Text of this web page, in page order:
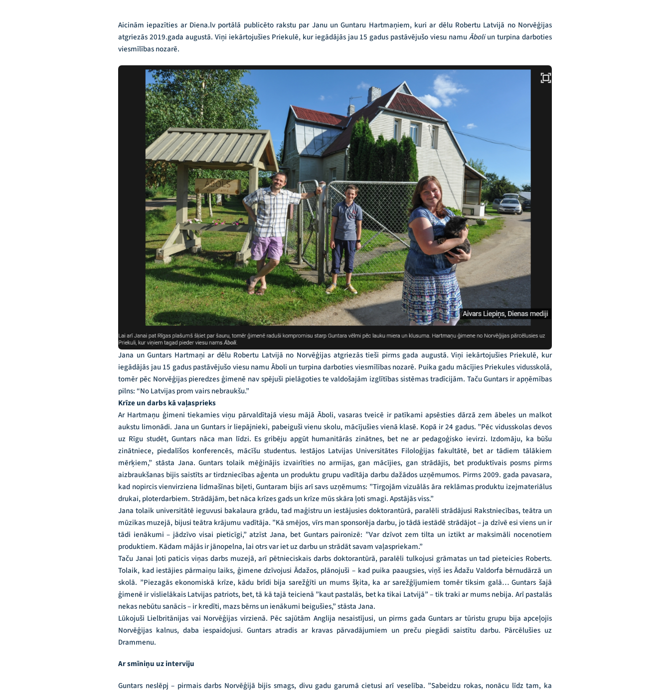
Aicinām iepazīties ar Diena.lv portālā publicēto rakstu par Janu un Guntaru Hartmaņiem, kuri ar dēlu Robertu Latvijā no Norvēģijas
atgriezās 2019.gada augustā. Viņi iekārtojušies Priekulē, kur iegādājās jau 15 gadus pastāvējušo viesu namuĀboliun turpina darboties
viesmīlības nozarē.
Jana un Guntars Hartmaņi ar dēlu Robertu Latvijā no Norvēģijas atgriezās tieši pirms gada augustā. Viņi iekārtojušies Priekulē, kur
iegādājās jau 15 gadus pastāvējušo viesu namu Āboli un turpina darboties viesmīlības nozarē. Puika gadu mācījies Priekules vidusskolā,
tomēr pēc Norvēģijas pieredzes ģimenē nav spējuši pielāgoties te valdošajām izglītības sistēmas tradīcijām. Taču Guntars ir apņēmības
pilns: “No Latvijas prom vairs nebraukšu.”
Krīze un darbs kā vaļasprieks
Ar Hartmaņu ģimeni tiekamies viņu pārvaldītajā viesu mājā Āboli, vasaras tveicē ir patīkami apsēsties dārzā zem ābeles un malkot
aukstu limonādi. Jana un Guntars ir liepājnieki, pabeiguši vienu skolu, mācījušies vienā klasē. Kopā ir 24 gadus. ”Pēc vidusskolas devos
uz Rīgu studēt, Guntars nāca man līdzi. Es gribēju apgūt humanitārās zinātnes, bet ne ar pedagoģisko ievirzi. Izdomāju, ka būšu
zinātniece, piedalīšos konferencēs, mācīšu studentus. Iestājos Latvijas Universitātes Filoloģijas fakultātē, bet ar tādiem tālākiem
mērķiem,” stāsta Jana. Guntars tolaik mēģinājis izvairīties no armijas, gan mācījies, gan strādājis, bet produktīvais posms pirms
aizbraukšanas bijis saistīts ar tirdzniecības aģenta un produktu grupu vadītāja darbu dažādos uzņēmumos. Pirms 2009. gada pavasara,
kad nopircis vienvirziena lidmašīnas biļeti, Guntaram bijis arī savs uzņēmums: ”Tirgojām vizuālās āra reklāmas produktu izejmateriālus
drukai, ploterdarbiem. Strādājām, bet nāca krīzes gads un krīze mūs skāra ļoti smagi. Apstājās viss.”
Jana tolaik universitātē ieguvusi bakalaura grādu, tad maģistru un iestājusies doktorantūrā, paralēli strādājusi Rakstniecības, teātra un
mūzikas muzejā, bijusi teātra krājumu vadītāja. ”Kā smējos, vīrs man sponsorēja darbu, jo tādā iestādē strādājot – ja dzīvē esi viens un ir
tādi ienākumi – jādzīvo visai pieticīgi,” atzīst Jana, bet Guntars paironizē: ”Var dzīvot zem tilta un iztikt ar maksimāli nocenotiem
produktiem. Kādam mājās ir jānopelna, lai otrs var iet uz darbu un strādāt savam vaļaspriekam.”
Taču Janai ļoti paticis viņas darbs muzejā, arī pētnieciskais darbs doktorantūrā, paralēli tulkojusi grāmatas un tad pieteicies Roberts.
Tolaik, kad iestājies pārmaiņu laiks, ģimene dzīvojusi Ādažos, plānojuši – kad puika paaugsies, viņš ies Ādažu Valdorfa bērnudārzā un
skolā. ”Piezagās ekonomiskā krīze, kādu brīdi bija sarežģīti un mums šķita, ka ar sarežģījumiem tomēr tiksim galā… Guntars šajā
ģimenē ir vislielākais Latvijas patriots, bet, tā kā tajā teicienā ”kaut pastalās, bet ka tikai Latvijā” – tik traki ar mums nebija. Arī pastalās
nekas nebūtu sanācis – ir kredīti, mazs bērns un ienākumi beigušies,” stāsta Jana.
Lūkojuši Lielbritānijas vai Norvēģijas virzienā. Pēc sajūtām Anglija nesaistījusi, un pirms gada Guntars ar tūristu grupu bija apceļojis
Norvēģijas kalnus, daba iespaidojusi. Guntars atradis ar kravas pārvadājumiem un preču piegādi saistītu darbu. Pārcēlušies uz
Drammenu.
Ar smīniņu uz interviju
Guntars neslēpj – pirmais darbs Norvēģijā bijis smags, divu gadu garumā cietusi arī veselība. ”Sabeidzu rokas, nonācu līdz tam, ka